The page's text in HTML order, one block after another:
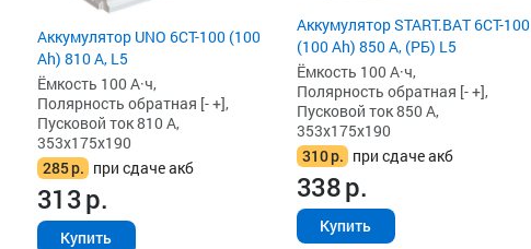
Аккумулятор UNO 6CT-100 (100
Ah) 810 А, L5
Ёмкость 100 А·ч,
Полярность обратная [- +],
Пусковой ток 810 А,
353x175x190
285р. при сдаче акб
313р.
Купить
Аккумулятор START.BAT 6CT-100
(100 Ah) 850 А, (РБ) L5
Ёмкость 100 А·ч,
Полярность обратная [- +],
Пусковой ток 850 А,
353x175x190
310р. при сдаче акб
338р.
Купить